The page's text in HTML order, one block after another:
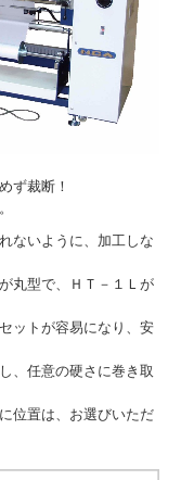
ず裁断！
ないように、加工しな
丸型で、ＨＴ－１Ｌが
ットが容易になり、安
、任意の硬さに巻き取
位置は、お選びいただ